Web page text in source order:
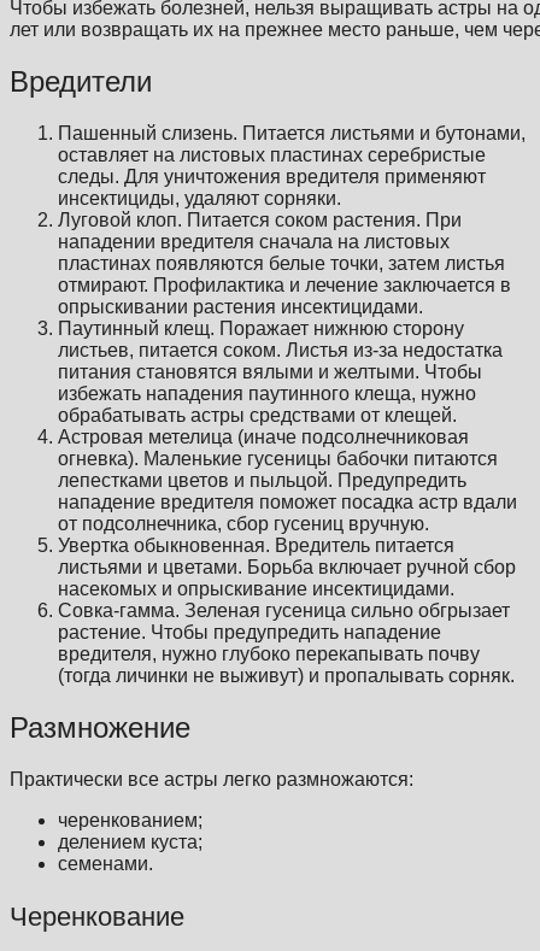
Чтобы избежать болезней, нельзя выращивать астры на
лет или возвращать их на прежнее место раньше, чем
Вредители
Пашенный слизень. Питается листьями и бутонами,
оставляет на листовых пластинах серебристые
следы. Для уничтожения вредителя применяют
инсектициды, удаляют сорняки.
Луговой клоп. Питается соком растения. При
нападении вредителя сначала на листовых
пластинах появляются белые точки, затем листья
отмирают. Профилактика и лечение заключается в
опрыскивании растения инсектицидами.
Паутинный клещ. Поражает нижнюю сторону
листьев, питается соком. Листья из-за недостатка
питания становятся вялыми и желтыми. Чтобы
избежать нападения паутинного клеща, нужно
обрабатывать астры средствами от клещей.
Астровая метелица (иначе подсолнечниковая
огневка). Маленькие гусеницы бабочки питаются
лепестками цветов и пыльцой. Предупредить
нападение вредителя поможет посадка астр вдали
от подсолнечника, сбор гусениц вручную.
Увертка обыкновенная. Вредитель питается
листьями и цветами. Борьба включает ручной сбор
насекомых и опрыскивание инсектицидами.
Совка-гамма. Зеленая гусеница сильно обгрызает
растение. Чтобы предупредить нападение
вредителя, нужно глубоко перекапывать почву
(тогда личинки не выживут) и пропалывать сорняк.
Размножение
Практически все астры легко размножаются:
черенкованием;
делением куста;
семенами.
Черенкование